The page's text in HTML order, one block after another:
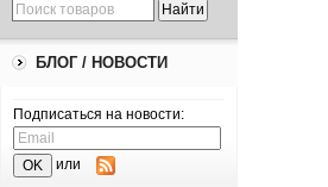
БЛОГ / НОВОСТИ
Подписаться на новости:
или